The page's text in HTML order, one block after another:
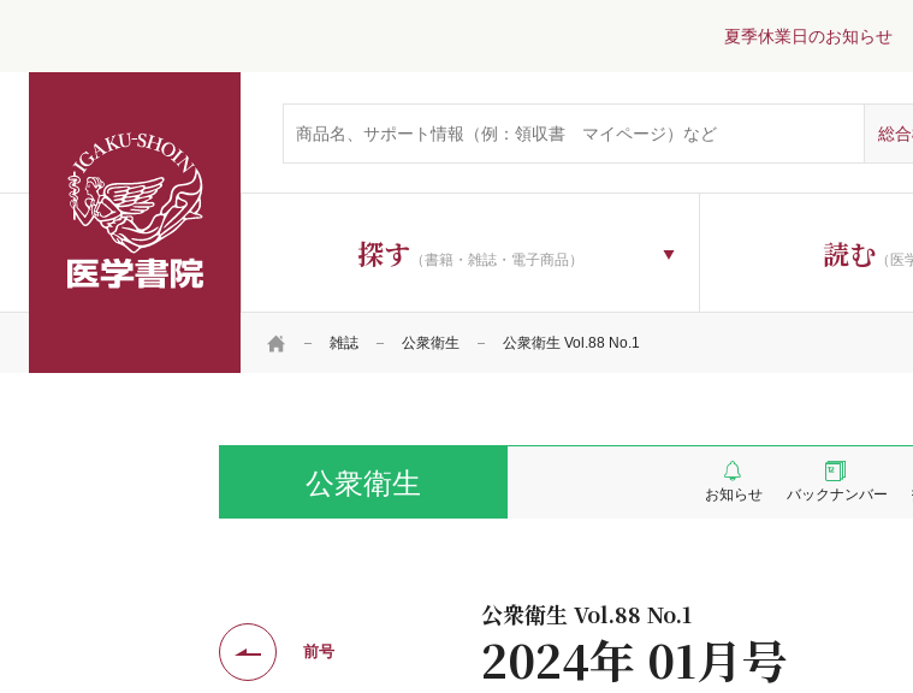
夏季休業日のお知らせ
探す （書籍・雑誌・電子商品） 読む （
HOME 雑誌 公衆衛生 公衆衛生 Vol.88 No.1
公衆衛生 お知らせ バックナンバー
公衆衛生 Vol.88 No.1
2024年 01月号
前号